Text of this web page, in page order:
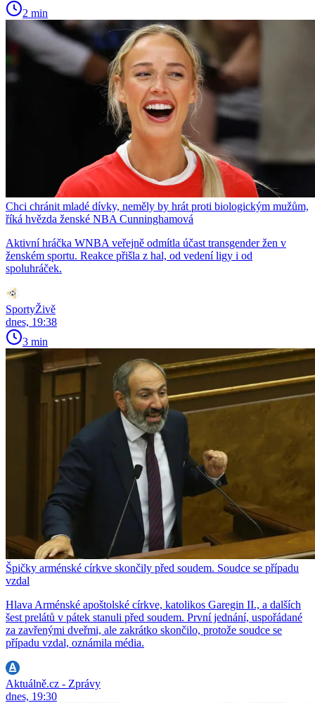
2 min
Chci chránit mladé dívky, neměly by hrát proti biologickým mužům,
říká hvězda ženské NBA Cunninghamová
Aktivní hráčka WNBA veřejně odmítla účast transgender žen v
ženském sportu. Reakce přišla z hal, od vedení ligy i od
spoluhráček.
SportyŽivě
dnes, 19:38
3 min
Špičky arménské církve skončily před soudem. Soudce se případu
vzdal
Hlava Arménské apoštolské církve, katolikos Garegin II., a dalších
šest prelátů v pátek stanuli před soudem. První jednání, uspořádané
za zavřenými dveřmi, ale zakrátko skončilo, protože soudce se
případu vzdal, oznámila média.
Aktuálně.cz - Zprávy
dnes, 19:30